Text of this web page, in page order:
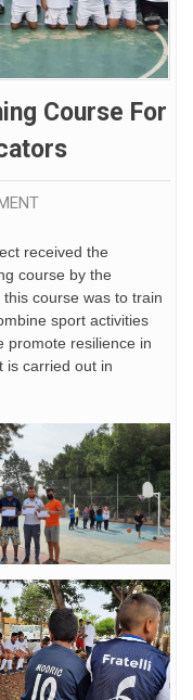
Course For
received the
course by the
this course was to train
sport activities
promote resilience in
is carried out in